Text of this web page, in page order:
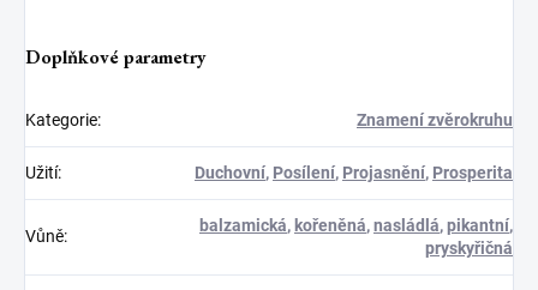
Doplňkové parametry
Kategorie: Znamení zvěrokruhu
Užití: Duchovní, Posílení, Projasnění, Prosperita
Vůně:
balzamická, kořeněná,nasládlá,pikantní,
pryskyřičná